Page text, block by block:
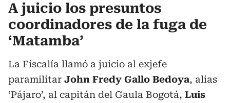
A juicio los presuntos
coordinadores de la fuga de
‘Matamba’
La Fiscalía llamó a juicio al exjefe
paramilitar John Fredy Gallo Bedoya, alias
‘Pájaro’, al capitán del Gaula Bogotá, Luis